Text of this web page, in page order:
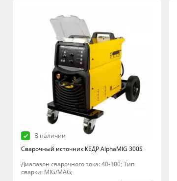
В наличии
Сварочный источник КЕДР AlphaMIG 300S
Диапазон сварочного тока: 40-300; Тип
сварки: MIG/MAG;